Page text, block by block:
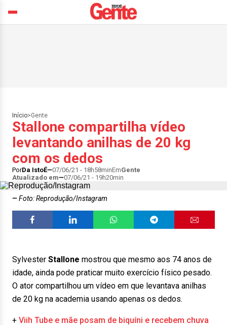
Início>Gente
Stallone compartilha vídeo
levantando anilhas de 20 kg
com os dedos
PorDa IstoÉ 07/06/21 - 18h58minEmGente
Atualizado em
07/06/21 - 19h20min
Foto: Reprodução/Instagram
Sylvester Stallone mostrou que mesmo aos 74 anos de
idade, ainda pode praticar muito exercício físico pesado.
O ator compartilhou um vídeo em que levantava anilhas
de 20 kg na academia usando apenas os dedos.
+ Viih Tube e mãe posam de biquíni e recebem chuva